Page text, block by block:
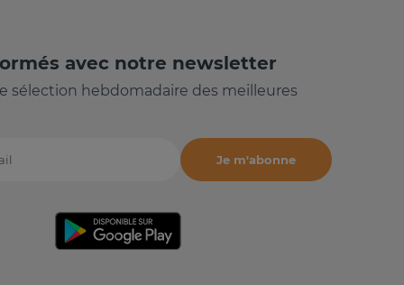
avec notre newsletter
sélection hebdomadaire des meilleures
Je m'abonne